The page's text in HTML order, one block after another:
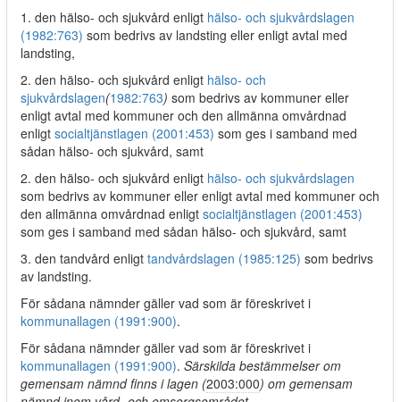
1. den hälso- och sjukvård enligt hälso- och sjukvårdslagen
(1982:763) som bedrivs av landsting eller enligt avtal med
landsting,
2. den hälso- och sjukvård enligt hälso- och
sjukvårdslagen(1982:763) som bedrivs av kommuner eller
enligt avtal med kommuner och den allmänna omvårdnad
enligt socialtjänstlagen (2001:453) som ges i samband med
sådan hälso- och sjukvård, samt
2. den hälso- och sjukvård enligt hälso- och sjukvårdslagen
som bedrivs av kommuner eller enligt avtal med kommuner och
den allmänna omvårdnad enligt socialtjänstlagen (2001:453)
som ges i samband med sådan hälso- och sjukvård, samt
3. den tandvård enligt tandvårdslagen (1985:125) som bedrivs
av landsting.
För sådana nämnder gäller vad som är föreskrivet i
kommunallagen (1991:900).
För sådana nämnder gäller vad som är föreskrivet i
kommunallagen (1991:900). Särskilda bestämmelser om
gemensam nämnd finns i lagen (2003:000) om gemensam